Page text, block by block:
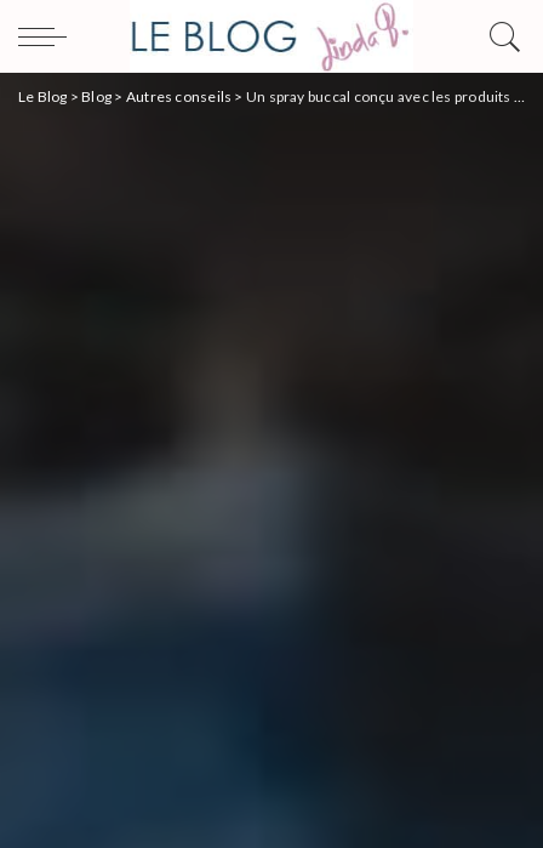
Le Blog >Blog > Autres conseils > Un spray buccal conçu avec les produits de la ruche pour se soigner